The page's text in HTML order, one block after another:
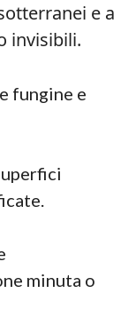
e a
invisibili.
fungine e
minuta o